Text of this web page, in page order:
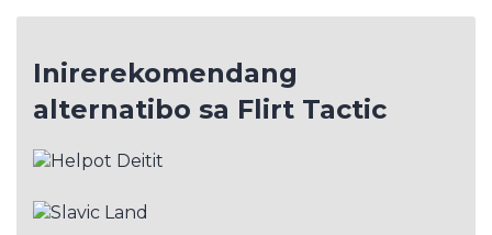
Inirerekomendang
alternatibo sa Flirt Tactic